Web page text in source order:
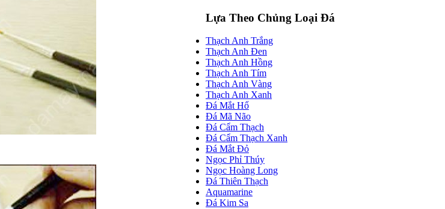
Lựa Theo Chủng Loại Đá
Thạch Anh Trắng
Thạch Anh Đen
Thạch Anh Hồng
Thạch Anh Tím
Thạch Anh Vàng
Thạch Anh Xanh
Đá Mắt Hổ
Đá Mã Não
Đá Cẩm Thạch
Đá Cẩm Thạch Xanh
Đá Mắt Đỏ
Ngọc Phỉ Thúy
Ngọc Hoàng Long
Đá Thiên Thạch
Aquamarine
Đá Kim Sa